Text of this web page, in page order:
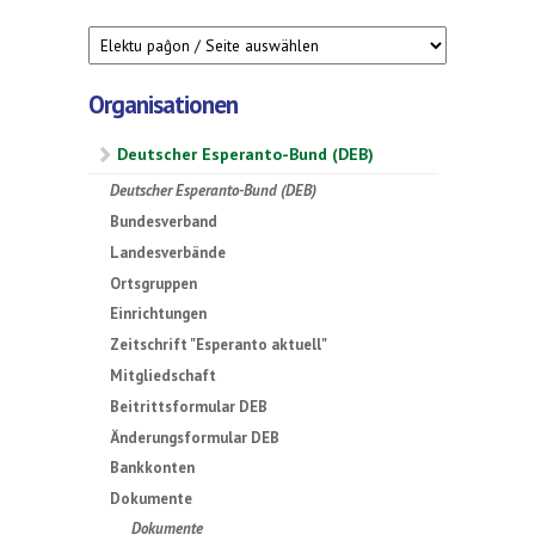
Organisationen
Deutscher Esperanto-Bund (DEB)
Deutscher Esperanto-Bund (DEB)
Bundesverband
Landesverbände
Ortsgruppen
Einrichtungen
Zeitschrift "Esperanto aktuell"
Mitgliedschaft
Beitrittsformular DEB
Änderungsformular DEB
Bankkonten
Dokumente
Dokumente